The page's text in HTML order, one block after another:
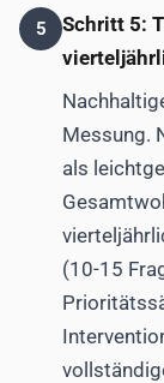
5
Schritt 5:
Messung.
als
(10-15